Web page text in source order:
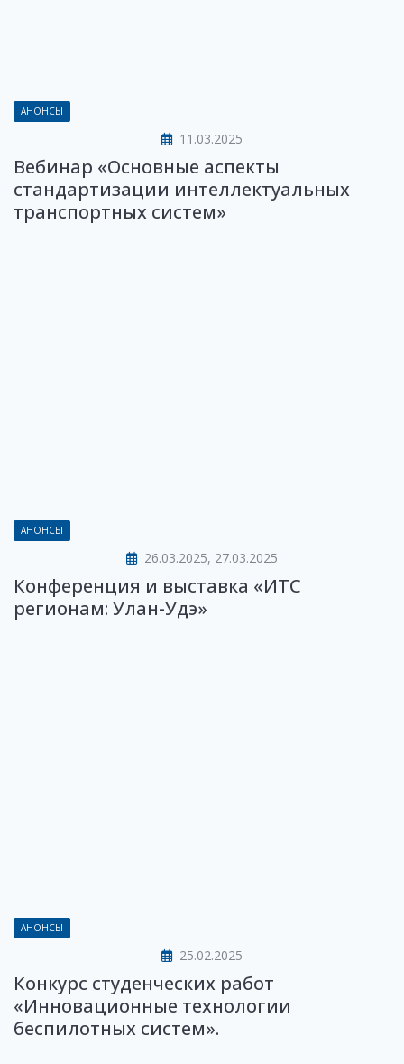
АНОНСЫ
11.03.2025
Вебинар «Основные аспекты
стандартизации интеллектуальных
транспортных систем»
АНОНСЫ
26.03.2025, 27.03.2025
Конференция и выставка «ИТС
регионам: Улан-Удэ»
АНОНСЫ
25.02.2025
Конкурс студенческих работ
«Инновационные технологии
беспилотных систем».